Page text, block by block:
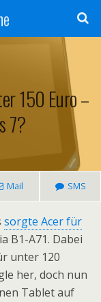
150 Euro –
7?
Mail SMS
sorgte Acer für
B1-A71. Dabei
unter 120
her, doch nun
Tablet auf